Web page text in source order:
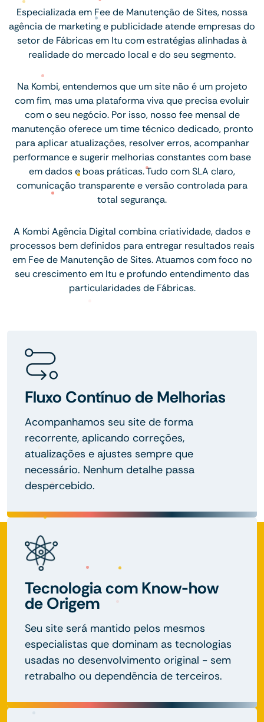
Especializada em Fee de Manutenção de Sites, nossa
agência de marketing e publicidade atende empresas do
setor de Fábricas em Itu com estratégias alinhadas à
realidade do mercado local e do seu segmento.
Na Kombi, entendemos que um site não é um projeto
com fim, mas uma plataforma viva que precisa evoluir
com o seu negócio. Por isso, nosso fee mensal de
manutenção oferece um time técnico dedicado, pronto
para aplicar atualizações, resolver erros, acompanhar
performance e sugerir melhorias constantes com base
em dados e boas práticas. Tudo com SLA claro,
comunicação transparente e versão controlada para
total segurança.
A Kombi Agência Digital combina criatividade, dados e
processos bem definidos para entregar resultados reais
em Fee de Manutenção de Sites. Atuamos com foco no
seu crescimento em Itu e profundo entendimento das
particularidades de Fábricas.
Fluxo Contínuo de Melhorias
Acompanhamos seu site de forma
recorrente, aplicando correções,
atualizações e ajustes sempre que
necessário. Nenhum detalhe passa
despercebido.
Tecnologia com Know-how
de Origem
Seu site será mantido pelos mesmos
especialistas que dominam as tecnologias
usadas no desenvolvimento original - sem
retrabalho ou dependência de terceiros.